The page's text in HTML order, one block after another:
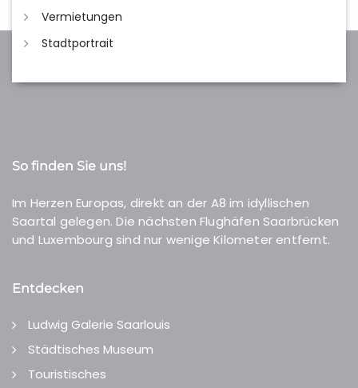
Vermietungen
Stadtportrait
So finden Sie uns!
Im Herzen Europas, direkt an der A8 im idyllischen
Saartal gelegen. Die nächsten Flughäfen Saarbrücken
und Luxembourg sind nur wenige Kilometer entfernt.
Entdecken
Ludwig Galerie Saarlouis
Städtisches Museum
Touristisches